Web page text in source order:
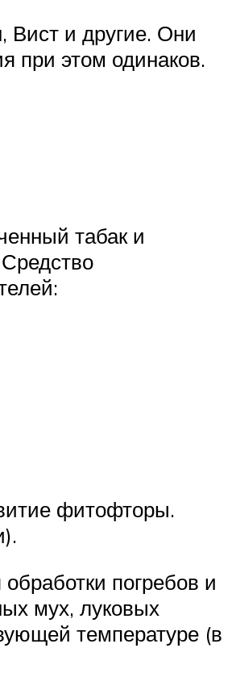
Вист и другие. Они
при этом одинаков.
табак и
фитофторы.
погребов и
мух, луковых
температуре (в